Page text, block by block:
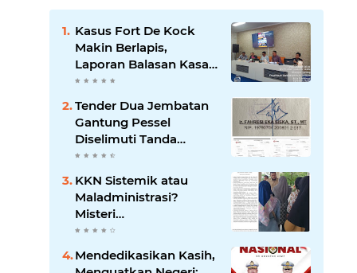
Kasus Fort De Kock
Makin Berlapis,
Laporan Balasan Kasat
Pol PP Disorot: Upaya
Penegakan Hukum
atau Pengalihan Isu?
Tender Dua Jembatan
Gantung Pessel
Diselimuti Tanda
Tanya, Gangguan
Sistem atau Permainan
di Balik Layar?
KKN Sistemik atau
Maladministrasi?
Misteri
"Dikorbankannya" SDN
26 ATT Menguji
Transparansi Pemkot
Mendedikasikan Kasih,